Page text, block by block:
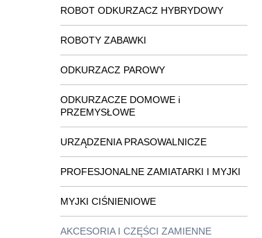
ROBOT ODKURZACZ HYBRYDOWY
ROBOTY ZABAWKI
ODKURZACZ PAROWY
ODKURZACZE DOMOWE i
PRZEMYSŁOWE
URZĄDZENIA PRASOWALNICZE
PROFESJONALNE ZAMIATARKI I MYJKI
MYJKI CIŚNIENIOWE
AKCESORIA I CZĘŚCI ZAMIENNE